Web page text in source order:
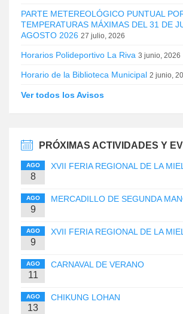
PARTE METEREOLÓGICO PUNTUAL
TEMPERATURAS MÁXIMAS DEL 31 DE
AGOSTO 2026 27 julio, 2026
Horarios Polideportivo La Riva 3 junio, 2026
Horario de la Biblioteca Municipal 2 junio,
Ver todos los Avisos
PRÓXIMAS ACTIVIDADES Y
AGO
8
XVII FERIA REGIONAL DE LA
AGO
9
MERCADILLO DE SEGUNDA
AGO
9
XVII FERIA REGIONAL DE LA
AGO
11
CARNAVAL DE VERANO
AGO
13
CHIKUNG LOHAN